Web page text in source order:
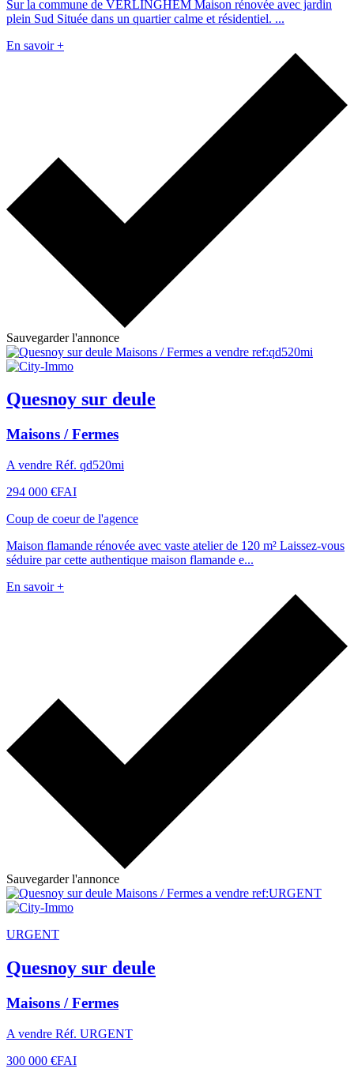
Sur la commune de VERLINGHEM Maison rénovée avec jardin
plein Sud Située dans un quartier calme et résidentiel. ...
En savoir +
Sauvegarder l'annonce
Quesnoy sur deule
Maisons / Fermes
A vendre Réf. qd520mi
294 000 €FAI
Coup de coeur de l'agence
Maison flamande rénovée avec vaste atelier de 120 m² Laissez-vous
séduire par cette authentique maison flamande e...
En savoir +
Sauvegarder l'annonce
URGENT
Quesnoy sur deule
Maisons / Fermes
A vendre Réf. URGENT
300 000 €FAI